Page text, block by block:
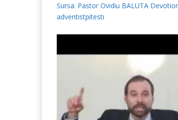
Sursa: Pastor Ovidiu BALUTA
adventistpitesti